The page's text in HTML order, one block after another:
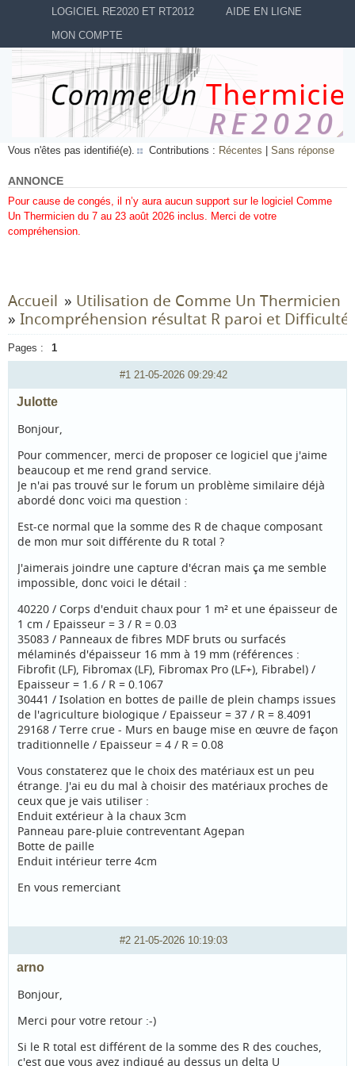
LOGICIEL RE2020 ET RT2012
AIDE EN LIGNE
MON COMPTE
Vous n'êtes pas identifié(e). Contributions : Récentes Sans réponse
ANNONCE
Pour cause de congés, il n’y aura aucun support sur le logiciel Comme
Un Thermicien du 7 au 23 août 2026 inclus. Merci de votre
compréhension.
Accueil » Utilisation de Comme Un Thermicien
» Incompréhension résultat R paroi et Difficulté
Pages : 1
#1 21-05-2026 09:29:42
Julotte
Bonjour,
Pour commencer, merci de proposer ce logiciel que j'aime
beaucoup et me rend grand service.
Je n'ai pas trouvé sur le forum un problème similaire déjà
abordé donc voici ma question :
Est-ce normal que la somme des R de chaque composant
de mon mur soit différente du R total ?
J'aimerais joindre une capture d'écran mais ça me semble
impossible, donc voici le détail :
40220 / Corps d'enduit chaux pour 1 m² et une épaisseur de
1 cm / Epaisseur = 3 / R = 0.03
35083 / Panneaux de fibres MDF bruts ou surfacés
mélaminés d'épaisseur 16 mm à 19 mm (références :
Fibrofit (LF), Fibromax (LF), Fibromax Pro (LF+), Fibrabel) /
Epaisseur = 1.6 / R = 0.1067
30441 / Isolation en bottes de paille de plein champs issues
de l'agriculture biologique / Epaisseur = 37 / R = 8.4091
29168 / Terre crue - Murs en bauge mise en œuvre de façon
traditionnelle / Epaisseur = 4 / R = 0.08
Vous constaterez que le choix des matériaux est un peu
étrange. J'ai eu du mal à choisir des matériaux proches de
ceux que je vais utiliser :
Enduit extérieur à la chaux 3cm
Panneau pare-pluie contreventant Agepan
Botte de paille
Enduit intérieur terre 4cm
En vous remerciant
#2 21-05-2026 10:19:03
arno
Bonjour,
Merci pour votre retour :-)
Si le R total est différent de la somme des R des couches,
c'est que vous avez indiqué au dessus un delta U